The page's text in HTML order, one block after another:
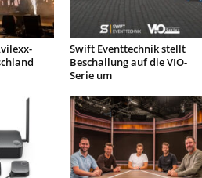
Swift Eventtechnik stellt
Beschallung auf die VIO-
Serie um